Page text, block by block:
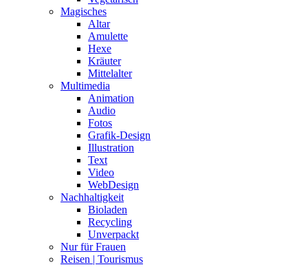
Magisches
Altar
Amulette
Hexe
Kräuter
Mittelalter
Multimedia
Animation
Audio
Fotos
Grafik-Design
Illustration
Text
Video
WebDesign
Nachhaltigkeit
Bioladen
Recycling
Unverpackt
Nur für Frauen
Reisen | Tourismus